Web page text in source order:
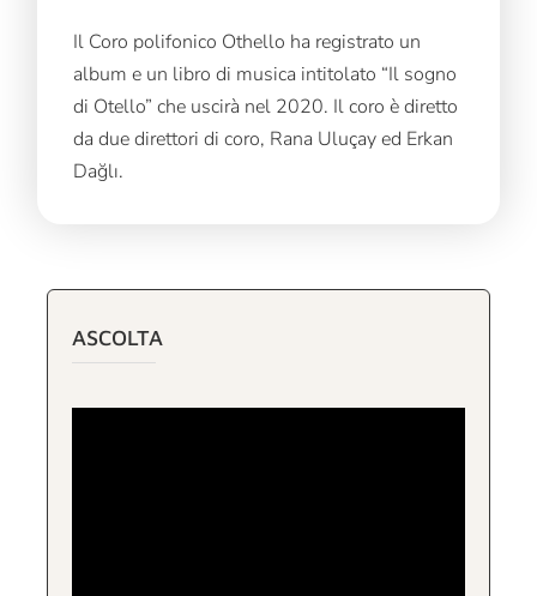
Il Coro polifonico Othello ha registrato un
album e un libro di musica intitolato “Il sogno
di Otello” che uscirà nel 2020. Il coro è diretto
da due direttori di coro, Rana Uluçay ed Erkan
Dağlı.
ASCOLTA